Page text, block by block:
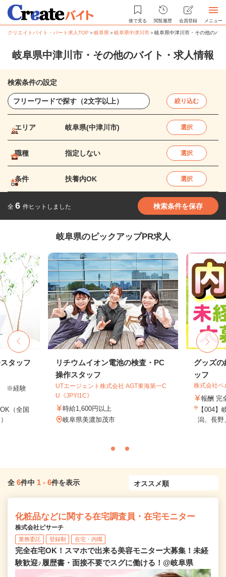
後で見る 閲覧履歴 会員登録 メニュー
クリエイトバイト・パート求人TOP ＞岐阜県＞岐阜県中津川市＞岐阜県中津川市・その他のバ
岐阜県中津川市・その他のバイト・求人情報
検索条件の設定
絞り込む
エリア 岐阜県(中津川市) 選択
職種 指定しない 選択
条件 扶養内OK 選択
全 6 件ヒットしました 検索条件を保存
岐阜県のピックアップPR求人
タッフ
※経験
（全国
リチウムイオン電池の検査・PC
操作スタッフ
UTエージェント株式会社 AGT東海第一C
U《JPYI1C》
時給1,600円以上
岐阜県美濃加茂市
グッズ
ッフ
株式会社ベ
報酬 完
【004】
潟、長野
全 6件中 1 - 6件を表示
化粧品などに関する在宅調査員・在宅モニター
株式会社ビサーチ
業務委託 登録制 在宅・内職
完全在宅OK！スマホで出来る美容モニター大募集！未経
験歓迎♪履歴書・面接不要でスグに働ける！@岐阜県